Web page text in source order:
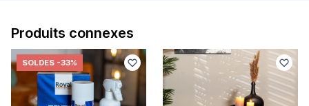
Produits connexes
SOLDES -33%